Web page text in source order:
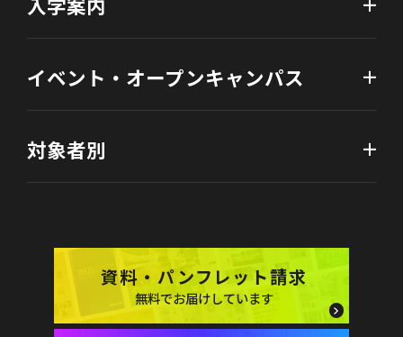
イベント・オープンキャンパス
対象者別
資料・パンフレット請求
無料でお届けしています